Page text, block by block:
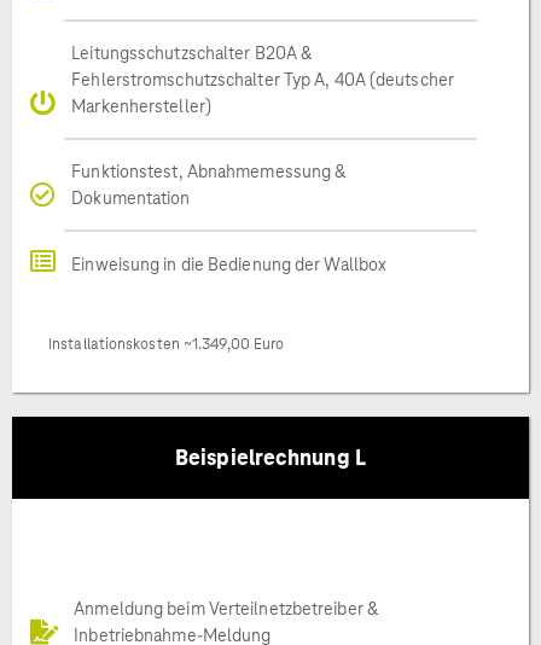
Leitungsschutzschalter B20A &
Fehlerstromschutzschalter Typ A, 40A (deutscher
Markenhersteller)
Funktionstest, Abnahmemessung &
Dokumentation
Einweisung in die Bedienung der Wallbox
Installationskosten ~1.349,00 Euro
Beispielrechnung L
Anmeldung beim Verteilnetzbetreiber &
Inbetriebnahme-Meldung